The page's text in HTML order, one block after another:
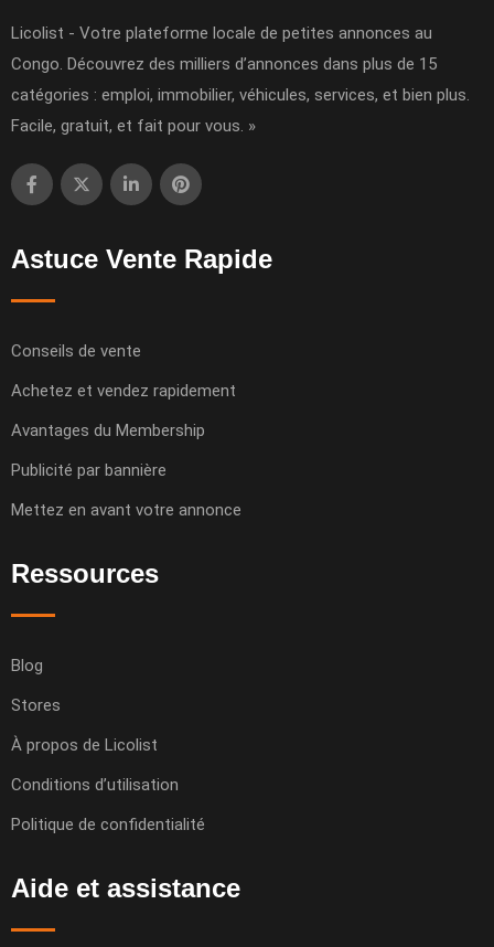
Licolist - Votre plateforme locale de petites annonces au
Congo. Découvrez des milliers d’annonces dans plus de 15
catégories : emploi, immobilier, véhicules, services, et bien plus.
Facile, gratuit, et fait pour vous. »
Astuce Vente Rapide
Conseils de vente
Achetez et vendez rapidement
Avantages du Membership
Publicité par bannière
Mettez en avant votre annonce
Ressources
Blog
Stores
À propos de Licolist
Conditions d’utilisation
Politique de confidentialité
Aide et assistance